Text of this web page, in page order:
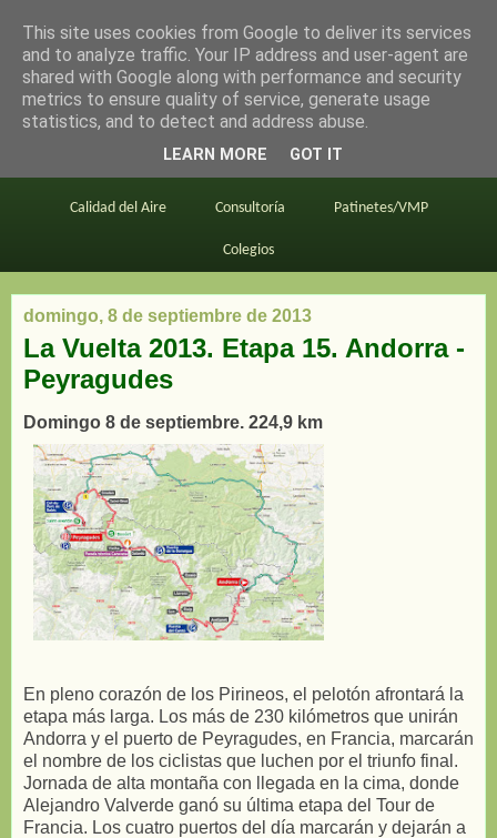
en bici por madrid
Este blog BiciMAD Primeros consejos
Calidad del Aire Consultoría Patinetes/VMP
Colegios
domingo, 8 de septiembre de 2013
La Vuelta 2013. Etapa 15. Andorra -
Peyragudes
Domingo 8 de septiembre. 224,9 km
En pleno corazón de los Pirineos, el pelotón afrontará la
etapa más larga. Los más de 230 kilómetros que unirán
Andorra y el puerto de Peyragudes, en Francia, marcarán
el nombre de los ciclistas que luchen por el triunfo final.
Jornada de alta montaña con llegada en la cima, donde
Alejandro Valverde ganó su última etapa del Tour de
Francia. Los cuatro puertos del día marcarán y dejarán a
This site uses cookies from Google to deliver its services
and to analyze traffic. Your IP address and user-agent are
shared with Google along with performance and security
metrics to ensure quality of service, generate usage
statistics, and to detect and address abuse.
LEARN MORE GOT IT